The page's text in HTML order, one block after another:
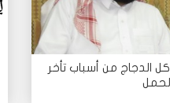
أكل الدجاج من أسباب تأخر
الحمل